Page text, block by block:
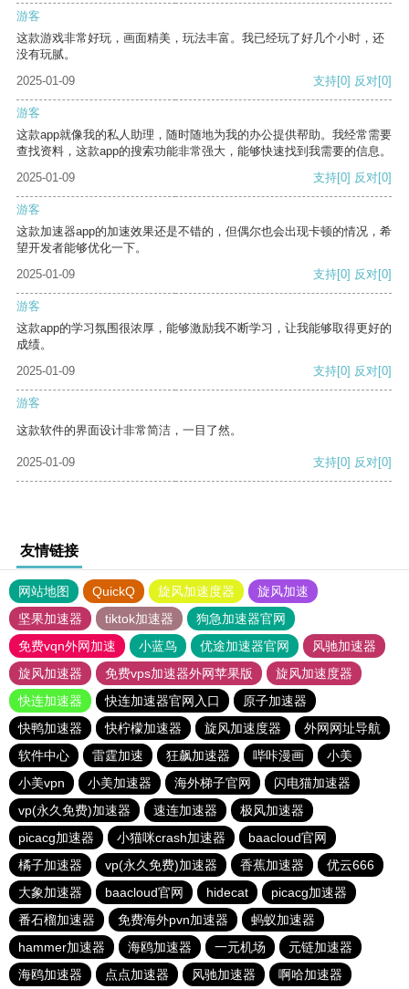
游客
这款游戏非常好玩，画面精美，玩法丰富。我已经玩了好几个小时，还
没有玩腻。
2025-01-09
支持[0] 反对[0]
游客
这款app就像我的私人助理，随时随地为我的办公提供帮助。我经常需要
查找资料，这款app的搜索功能非常强大，能够快速找到我需要的信息。
2025-01-09
支持[0] 反对[0]
游客
这款加速器app的加速效果还是不错的，但偶尔也会出现卡顿的情况，希
望开发者能够优化一下。
2025-01-09
支持[0] 反对[0]
游客
这款app的学习氛围很浓厚，能够激励我不断学习，让我能够取得更好的
成绩。
2025-01-09
支持[0] 反对[0]
游客
这款软件的界面设计非常简洁，一目了然。
2025-01-09 支持[0] 反对[0]
友情链接
网站地图 QuickQ 旋风加速度器
旋风加速
坚果加速器
tiktok加速器
狗急加速器官网
免费vqn外网加速
小蓝鸟 优途加速器官网
风驰加速器
旋风加速器
免费vps加速器外网苹果版
旋风加速度器
快连加速器
快连加速器官网入口
原子加速器
快鸭加速器
快柠檬加速器 旋风加速度器
外网网址导航
软件中心
雷霆加速 狂飙加速器 哔咔漫画
小美
小美vpn
小美加速器 海外梯子官网
闪电猫加速器
vp(永久免费)加速器
速连加速器
极风加速器
picacg加速器
小猫咪crash加速器
baacloud官网
橘子加速器
vp(永久免费)加速器 香蕉加速器
优云666
大象加速器
baacloud官网 hidecat
picacg加速器
番石榴加速器
免费海外pvn加速器
蚂蚁加速器
hammer加速器
海鸥加速器 一元机场
元链加速器
海鸥加速器
点点加速器 风驰加速器 啊哈加速器